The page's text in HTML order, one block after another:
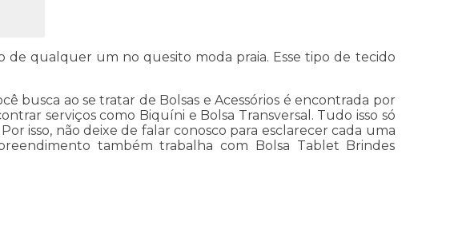
qualquer um no quesito moda praia. Esse tipo de tecido
busca ao se tratar de Bolsas e Acessórios é encontrada por
serviços como Biquíni e Bolsa Transversal. Tudo isso só
isso, não deixe de falar conosco para esclarecer cada uma
também trabalha com Bolsa Tablet Brindes